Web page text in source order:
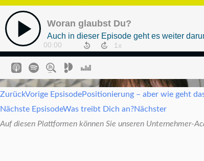
ZurückVorige EpsisodePositionierung – aber wie geht
Nächste EpsisodeWas treibt Dich an?Nächster
Auf diesen Plattformen können Sie unseren Unternehmer-